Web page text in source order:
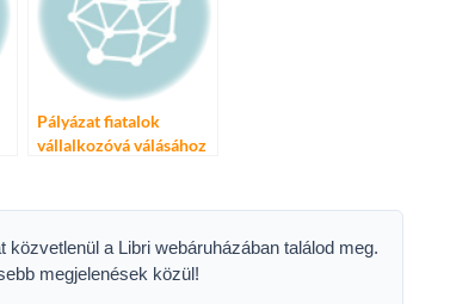
Pályázat fiatalok
vállalkozóvá válásához
a Libri webáruházában találod meg.
megjelenések közül!